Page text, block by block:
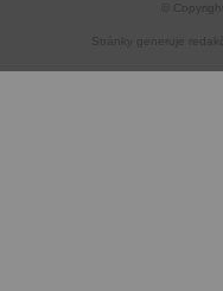
Stránky generuje